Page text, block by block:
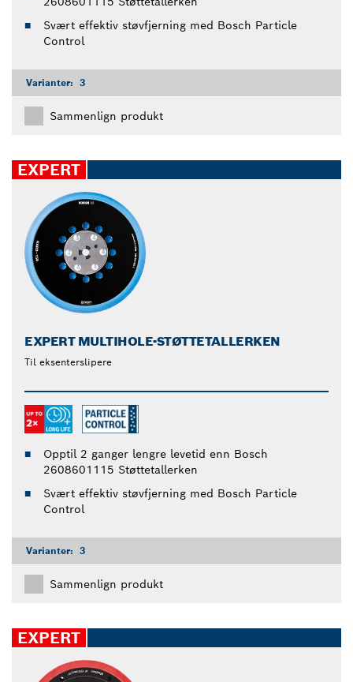
Svært effektiv støvfjerning med Bosch Particle
Control
Varianter: 3
Sammenlign produkt
EXPERT
EXPERT MULTIHOLE-STØTTETALLERKEN
Til eksenterslipere
Opptil 2 ganger lengre levetid enn Bosch
2608601115 Støttetallerken
Svært effektiv støvfjerning med Bosch Particle
Control
Varianter: 3
Sammenlign produkt
EXPERT